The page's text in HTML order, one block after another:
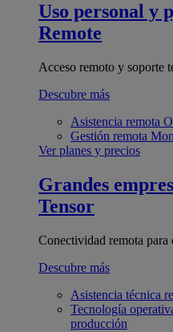
Uso personal y
Remote
Acceso remoto y soporte
Descubre más
Asistencia remota
Gestión remota
Ver planes y precios
Grandes
Tensor
Conectividad remota para
Descubre más
Asistencia técnica
Tecnología
producción